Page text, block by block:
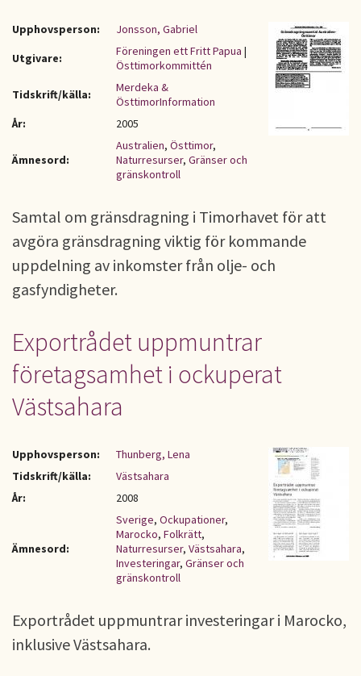
Upphovsperson:
Jonsson, Gabriel
Utgivare:
Föreningen ett Fritt Papua |
Östtimorkommittén
Tidskrift/källa:
Merdeka &
ÖsttimorInformation
År:
2005
Ämnesord:
Australien, Östtimor,
Naturresurser, Gränser och
gränskontroll
Samtal om gränsdragning i Timorhavet för att
avgöra gränsdragning viktig för kommande
uppdelning av inkomster från olje- och
gasfyndigheter.
Exportrådet uppmuntrar
företagsamhet i ockuperat
Västsahara
Upphovsperson:
Thunberg, Lena
Tidskrift/källa:
Västsahara
År:
2008
Ämnesord:
Sverige, Ockupationer,
Marocko, Folkrätt,
Naturresurser, Västsahara,
Investeringar, Gränser och
gränskontroll
Exportrådet uppmuntrar investeringar i Marocko,
inklusive Västsahara.